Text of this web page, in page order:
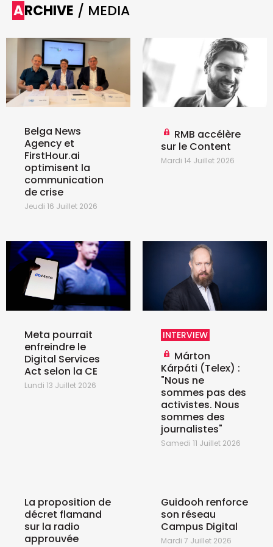
ARCHIVE / MEDIA
Belga News
Agency et
FirstHour.ai
optimisent la
communication
de crise
Jeudi 16 Juillet 2026
RMB accélère
sur le Content
Mardi 14 Juillet 2026
Meta pourrait
enfreindre le
Digital Services
Act selon la CE
Lundi 13 Juillet 2026
INTERVIEW
Márton
Kárpáti (Telex) :
"Nous ne
sommes pas des
activistes. Nous
sommes des
journalistes"
Samedi 11 Juillet 2026
La proposition de
décret flamand
sur la radio
approuvée
Guidooh renforce
son réseau
Campus Digital
Mardi 7 Juillet 2026